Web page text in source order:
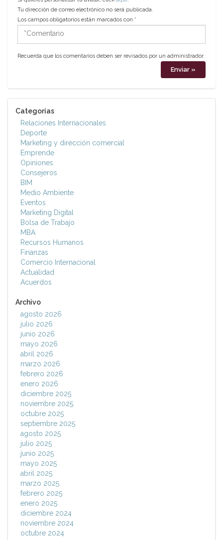
Tu dirección de correo electrónico no será publicada.
Los campos obligatorios están marcados con *
*Comentario
Recuerda que los comentarios deben ser revisados por un administrador.
Categorías
Relaciones Internacionales
Deporte
Marketing y dirección comercial
Emprende
Opiniones
Consejeros
BIM
Medio Ambiente
Eventos
Marketing Digital
Bolsa de Trabajo
MBA
Recursos Humanos
Finanzas
Comercio Internacional
Actualidad
Acuerdos
Archivo
agosto 2026
julio 2026
junio 2026
mayo 2026
abril 2026
marzo 2026
febrero 2026
enero 2026
diciembre 2025
noviembre 2025
octubre 2025
septiembre 2025
agosto 2025
julio 2025
junio 2025
mayo 2025
abril 2025
marzo 2025
febrero 2025
enero 2025
diciembre 2024
noviembre 2024
octubre 2024